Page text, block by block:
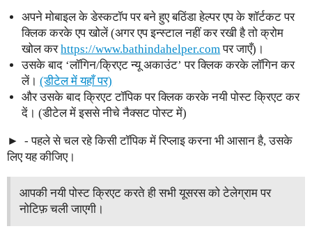
अपने मोबाइल के डेस्कटॉप पर बने हुए बठिंडा हेल्पर एप के शॉर्टकट पर
क्लिक करके एप खोलें (अगर एप इन्स्टाल नहीं कर रखी है तो क्रोम
खोल करhttps://www.bathindahelper.com पर जाएँ)।
उसके बाद ‘लॉगिन/क्रिएट न्यू अकाउंट’ पर क्लिक करके लॉगिन कर
लें।(डीटेल में यहाँ पर)
और उसके बाद क्रिएट टॉपिक पर क्लिक करके नयी पोस्ट क्रिएट कर
दें। (डीटेल में इससे नीचे नैक्सट पोस्ट में)
- पहले से चल रहे किसी टॉपिक में रिप्लाइ करना भी आसान है, उसके
लिए यह कीजिए।
आपकी नयी पोस्ट क्रिएट करते ही सभी यूसरस को टेलेग्राम पर
नोटिफ़ चली जाएगी।